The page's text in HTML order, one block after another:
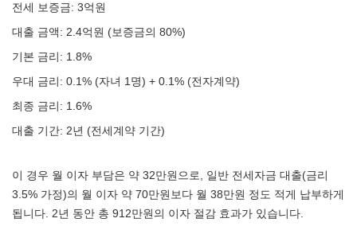
전세 보증금: 3억원
대출 금액: 2.4억원 (보증금의 80%)
기본 금리: 1.8%
우대 금리: 0.1% (자녀 1명) + 0.1% (전자계약)
최종 금리: 1.6%
대출 기간: 2년 (전세계약 기간)
이 경우 월 이자 부담은 약 32만원으로, 일반 전세자금 대출(금리
3.5% 가정)의 월 이자 약 70만원보다 월 38만원 정도 적게 납부하게
됩니다. 2년 동안 총 912만원의 이자 절감 효과가 있습니다.